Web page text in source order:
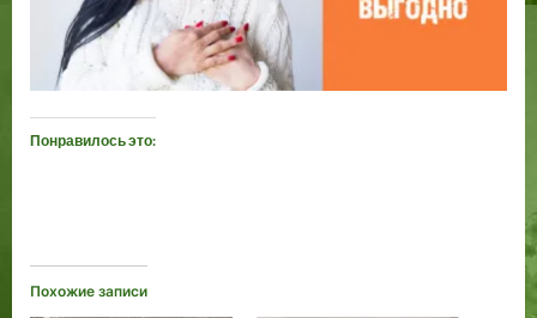
Понравилось это:
Похожие записи